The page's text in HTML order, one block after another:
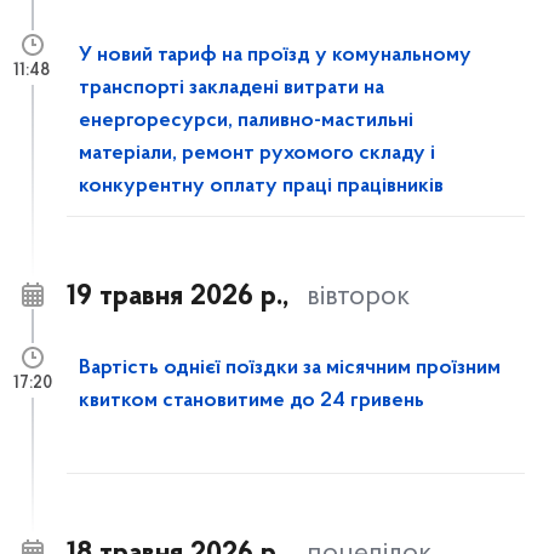
У новий тариф на проїзд у комунальному
транспорті закладені витрати на
енергоресурси, паливно-мастильні
матеріали, ремонт рухомого складу і
конкурентну оплату праці працівників
11:48
19 травня 2026 р., вівторок
Вартість однієї поїздки за місячним проїзним
квитком становитиме до 24 гривень
17:20